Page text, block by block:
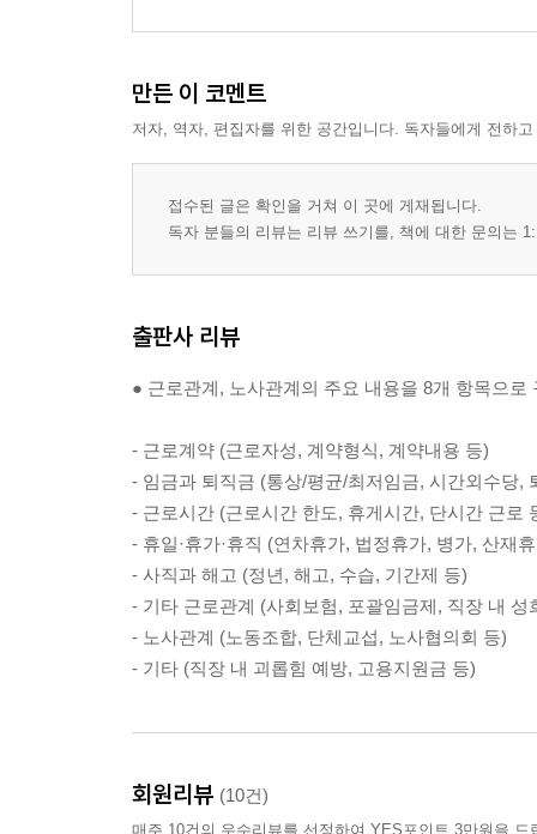
042화 퇴직금 중간정산이 가능한 범위는 어디까지
044화 취업규칙보다 유리한 근로계약을 체결한 경
046화 중도퇴사자와 정산할 연차는 몇 개인가요?
048화 연차휴가 소진 후 병가를 사용하는 인사규정
050화 연차휴가수당을 미리 지급할 수 있는지
062화 전 직원에게 사직서를 받은 뒤 일부만 재고
063화 시말서 제출명령에 불응할 경우, 이를 따로
만든 이 코멘트
저자, 역자, 편집자를 위한 공간입니다. 독자들에게 전하
접수된 글은 확인을 거쳐 이 곳에 게재됩니다.
독자 분들의 리뷰는 리뷰 쓰기를, 책에 대한 문의는
출판사 리뷰
● 근로관계, 노사관계의 주요 내용을 8개 항목으로
- 근로계약 (근로자성, 계약형식, 계약내용 등)
- 임금과 퇴직금 (통상/평균/최저임금, 시간외수당,
- 근로시간 (근로시간 한도, 휴게시간, 단시간 근로
- 휴일·휴가·휴직 (연차휴가, 법정휴가, 병가, 산재
- 사직과 해고 (정년, 해고, 수습, 기간제 등)
- 기타 근로관계 (사회보험, 포괄임금제, 직장 내 성
- 노사관계 (노동조합, 단체교섭, 노사협의회 등)
- 기타 (직장 내 괴롭힘 예방, 고용지원금 등)
회원리뷰 (10건)
매주 10건의 우수리뷰를 선정하여 YES포인트 3만원을 드